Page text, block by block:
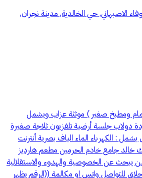
الاصبهاني, حي الخالدية, مدينة نجران,
ومطبخ صغير ) موثثة عزاب ويشمل
٢ أسرة مفردة دولاب جلسة أرضية تلفزيون ثلاجة صغيرة
1000 - 1200 ريال يشمل : الكهرباء الماء الياف بصرية أنترنت
جامع خادم الحرمين مطعم هارديز
يبحث عن الخصوصية والهدوء والاستقلالية
للتواصل واتس او مكالمة ((الرقم يظهر